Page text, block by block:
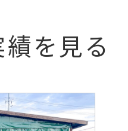
を見る